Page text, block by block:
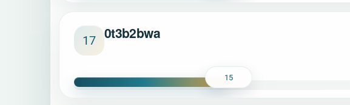
17 0t3b2bwa
15